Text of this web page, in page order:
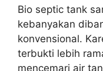
Bio septic tank
kebanyakan
konvensional.
terbukti lebih
mencemari air